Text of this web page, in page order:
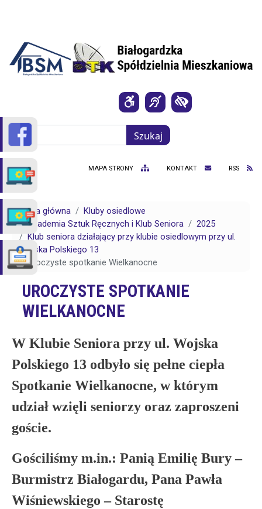
Szukaj
Szukaj
MAPA STRONY KONTAKT RSS
Strona główna
Kluby osiedlowe
Akademia Sztuk Ręcznych i Klub Seniora
2025
Klub seniora działający przy klubie osiedlowym przy ul.
Wojska Polskiego 13
Uroczyste spotkanie Wielkanocne
UROCZYSTE SPOTKANIE
WIELKANOCNE
W Klubie Seniora przy ul. Wojska
Polskiego 13 odbyło się pełne ciepła
Spotkanie Wielkanocne, w którym
udział wzięli seniorzy oraz zaproszeni
goście.
Gościliśmy m.in.: Panią Emilię Bury –
Burmistrz Białogardu, Pana Pawła
Wiśniewskiego – Starostę